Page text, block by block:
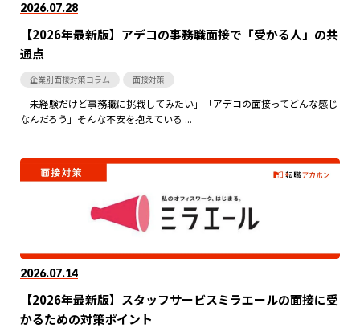
2026.07.28
【2026年最新版】アデコの事務職面接で「受かる人」の共
通点
企業別面接対策コラム 面接対策
「未経験だけど事務職に挑戦してみたい」「アデコの面接ってどんな感じ
なんだろう」そんな不安を抱えている ...
2026.07.14
【2026年最新版】スタッフサービスミラエールの面接に受
かるための対策ポイント